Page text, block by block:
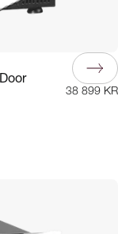
38 899 KR